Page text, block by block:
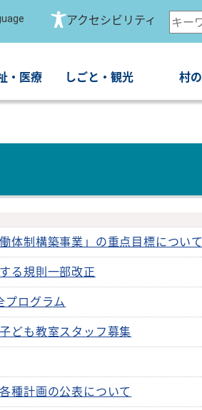
アクセシビリティ
検
索
ー
ー
・医療 しごと・観光 村
体制構築事業」の重点目標について
る規則一部改正
プログラム
ども教室スタッフ募集
種計画の公表について